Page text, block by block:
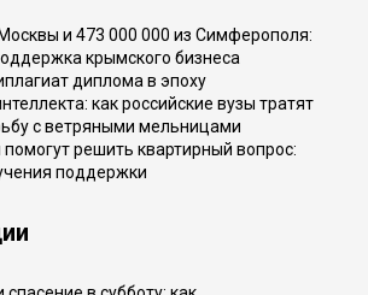
и 473 000 000 из Симферополя:
крымского бизнеса
диплома в эпоху
как российские вузы тратят
с ветряными мельницами
решить квартирный вопрос:
поддержки